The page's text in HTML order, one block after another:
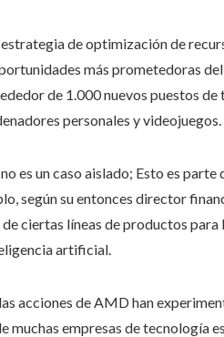
de optimización de
más prometedoras
de 1.000 nuevos puestos
personales y videojuegos.
es un caso aislado; Esto es
según su entonces director
ciertas líneas de productos
artificial.
acciones de AMD han
muchas empresas de tecnología